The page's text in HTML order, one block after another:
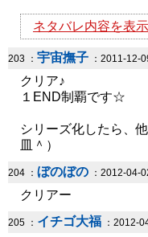
ネタバレ内容を表示
203 ： 宇宙撫子 ：2011-12-
クリア♪
１END制覇です☆
シリーズ化したら、
皿＾）
204 ： ぼのぼの ：2012-04-
クリアー
205 ： イチゴ大福 ：2012-